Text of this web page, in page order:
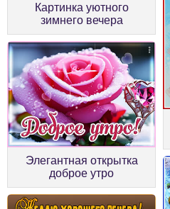
Картинка уютного
зимнего вечера
Элегантная открытка
доброе утро